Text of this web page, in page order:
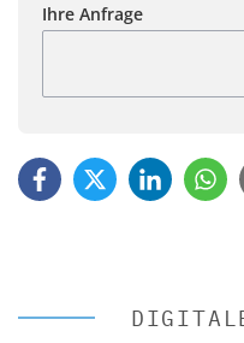
Ihre Anfrage